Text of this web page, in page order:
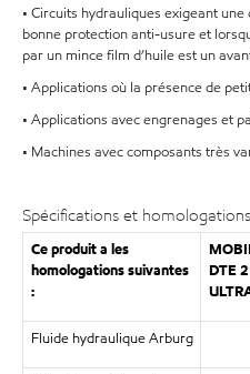
• Circuits hydrauliques exigeant
bonne protection anti-usure et
par un mince film d’huile est un
• Applications où la présence de
• Applications avec engrenages et
• Machines avec composants très
Spécifications et homologations
Ce produit a les
homologations suivantes
:
DTE
Fluide hydraulique Arburg